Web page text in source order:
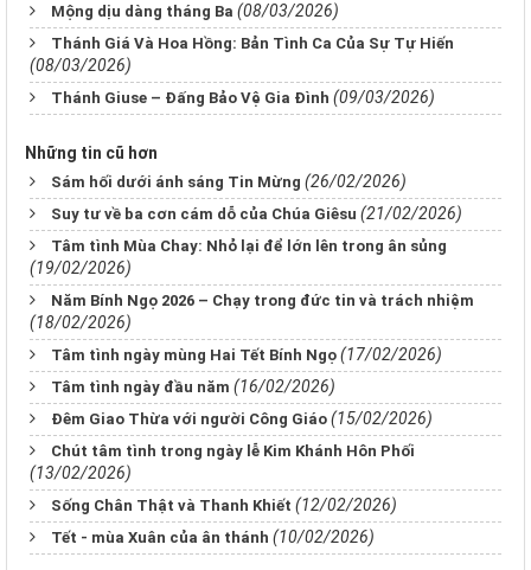
Mộng dịu dàng tháng Ba (08/03/2026)
Thánh Giá Và Hoa Hồng: Bản Tình Ca Của Sự Tự Hiến
(08/03/2026)
Thánh Giuse – Đấng Bảo Vệ Gia Đình (09/03/2026)
Những tin cũ hơn
Sám hối dưới ánh sáng Tin Mừng (26/02/2026)
Suy tư về ba cơn cám dỗ của Chúa Giêsu (21/02/2026)
Tâm tình Mùa Chay: Nhỏ lại để lớn lên trong ân sủng
(19/02/2026)
Năm Bính Ngọ 2026 – Chạy trong đức tin và trách nhiệm
(18/02/2026)
Tâm tình ngày mùng Hai Tết Bính Ngọ (17/02/2026)
Tâm tình ngày đầu năm (16/02/2026)
Đêm Giao Thừa với người Công Giáo (15/02/2026)
Chút tâm tình trong ngày lễ Kim Khánh Hôn Phối
(13/02/2026)
Sống Chân Thật và Thanh Khiết (12/02/2026)
Tết - mùa Xuân của ân thánh (10/02/2026)